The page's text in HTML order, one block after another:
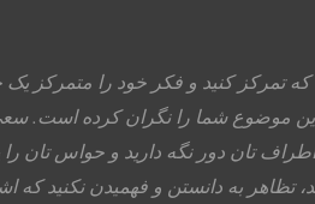
تمرکز کنید و فکر خود را متمرکز یک
موضوع شما را نگران کرده است. سعی
تان دور نگه دارید و حواس تان را
تظاهر به دانستن و فهمیدن نکنید که